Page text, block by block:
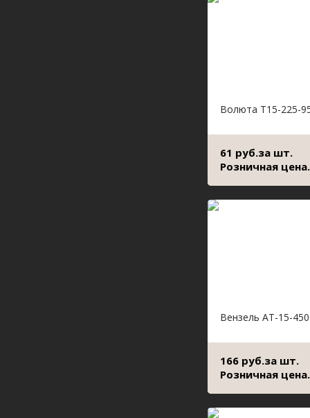
Волюта Т15-225-
61 руб.за шт.
Розничная цена.
Вензель АТ-15-
166 руб.за шт.
Розничная цена.